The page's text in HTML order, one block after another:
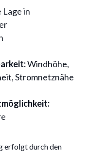
in
Windhöhe,
Stromnetznähe
erfolgt durch den